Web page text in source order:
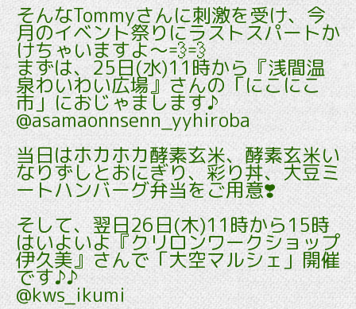
そんなTommyさんに刺激を受け、今
月のイベント祭りにラストスパートか
けちゃいますよ～💨💨
まずは、25日(水)11時から『浅間温
泉わいわい広場』さんの「にこにこ
市」におじゃまします♪
@asamaonnsenn_yyhiroba
当日はホカホカ酵素玄米、酵素玄米い
なりずしとおにぎり、彩り丼、大豆ミ
ートハンバーグ弁当をご用意❣️
そして、翌日26日(木)11時から15時
はいよいよ『クリロンワークショップ
伊久美』さんで「大空マルシェ」開催
です♪♪
@kws_ikumi